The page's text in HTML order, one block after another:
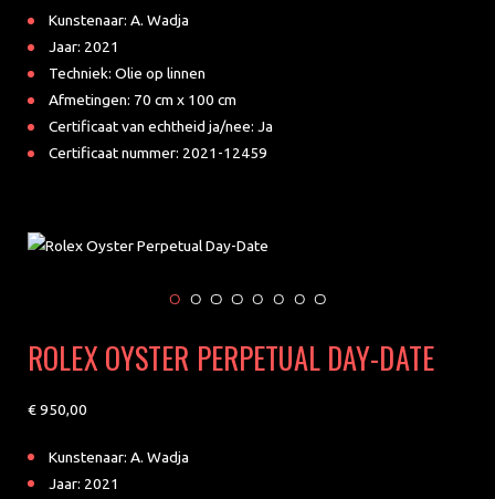
Kunstenaar: A. Wadja
Jaar: 2021
Techniek: Olie op linnen
Afmetingen: 70 cm x 100 cm
Certificaat van echtheid ja/nee: Ja
Certificaat nummer: 2021-12459
ROLEX OYSTER PERPETUAL DAY-DATE
950
Kunstenaar: A. Wadja
Jaar: 2021